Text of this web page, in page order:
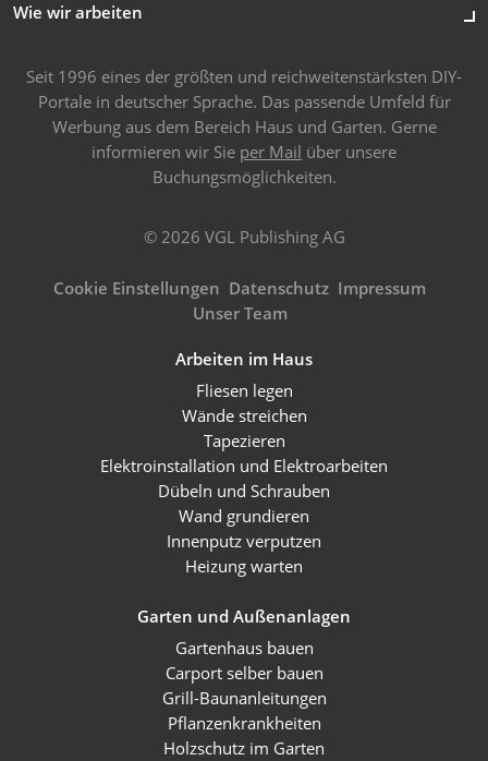
Wie wir arbeiten
Seit 1996 eines der größten und reichweitenstärksten DIY-
Portale in deutscher Sprache. Das passende Umfeld für
Werbung aus dem Bereich Haus und Garten. Gerne
informieren wir Sie per Mail über unsere
Buchungsmöglichkeiten.
© 2026 VGL Publishing AG
Cookie Einstellungen Datenschutz Impressum
Unser Team
Arbeiten im Haus
Fliesen legen
Wände streichen
Tapezieren
Elektroinstallation und Elektroarbeiten
Dübeln und Schrauben
Wand grundieren
Innenputz verputzen
Heizung warten
Garten und Außenanlagen
Gartenhaus bauen
Carport selber bauen
Grill-Baunanleitungen
Pflanzenkrankheiten
Holzschutz im Garten